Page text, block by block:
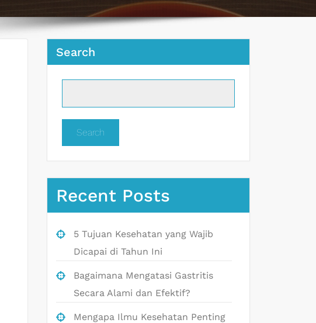
Search
Search
Recent Posts
5 Tujuan Kesehatan yang Wajib
Dicapai di Tahun Ini
Bagaimana Mengatasi Gastritis
Secara Alami dan Efektif?
Mengapa Ilmu Kesehatan Penting